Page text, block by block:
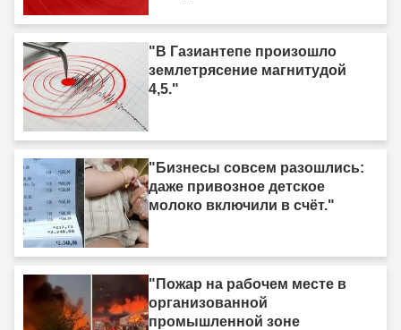
"В Газиантепе произошло
землетрясение магнитудой
4,5."
"Бизнесы совсем разошлись:
даже привозное детское
молоко включили в счёт."
"Пожар на рабочем месте в
организованной
промышленной зоне